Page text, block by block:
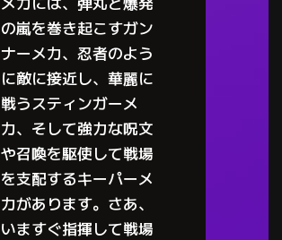
の嵐を巻き起こすガン
ナーメカ、忍者のよう
に敵に接近し、華麗に
戦うスティンガーメ
カ、そして強力な呪文
や召喚を駆使して戦場
を支配するキーパーメ
カがあります。さあ、
いますぐ指揮して戦場